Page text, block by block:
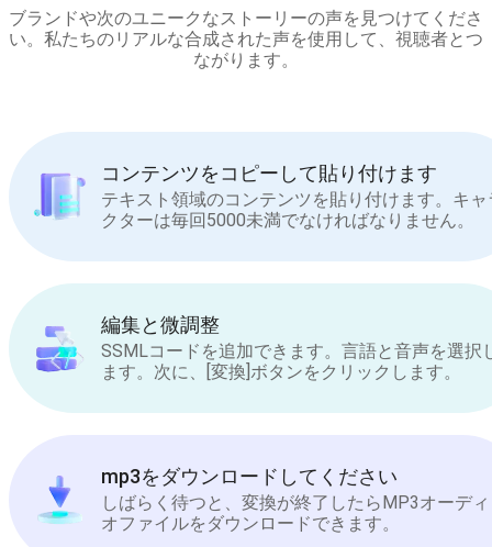
ブランドや次のユニークなストーリーの声を見つけてくださ
い。私たちのリアルな合成された声を使用して、視聴者とつ
ながります。
コンテンツをコピーして貼り付けます
テキスト領域のコンテンツを貼り付けます。キャ
クターは毎回5000未満でなければなりません。
編集と微調整
SSMLコードを追加できます。言語と音声を選択
ます。次に、[変換]ボタンをクリックします。
mp3をダウンロードしてください
しばらく待つと、変換が終了したらMP3オーディ
オファイルをダウンロードできます。